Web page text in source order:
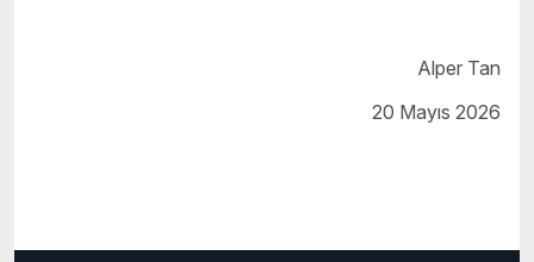
Alper Tan
20 Mayıs 2026